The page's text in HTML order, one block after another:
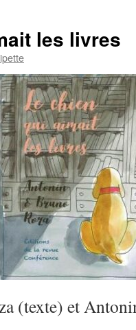
les livres
(texte) et